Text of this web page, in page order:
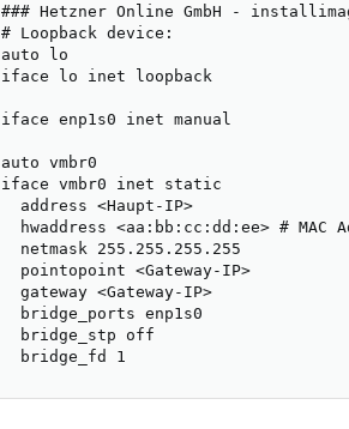
### Hetzner Online GmbH -
# Loopback device:
auto lo
iface lo inet loopback
iface enp1s0 inet manual
auto vmbr0
iface vmbr0 inet static
  address <Haupt-IP>
hwaddress <aa:bb:cc:dd:ee> # MAC
  netmask 255.255.255.255
  pointopoint <Gateway-IP>
  gateway <Gateway-IP>
  bridge_ports enp1s0
  bridge_stp off
  bridge_fd 1